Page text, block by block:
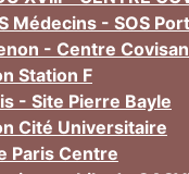
Médecins - SOS
- Centre
Station F
- Site Pierre Bayle
Cité Universitaire
Paris Centre